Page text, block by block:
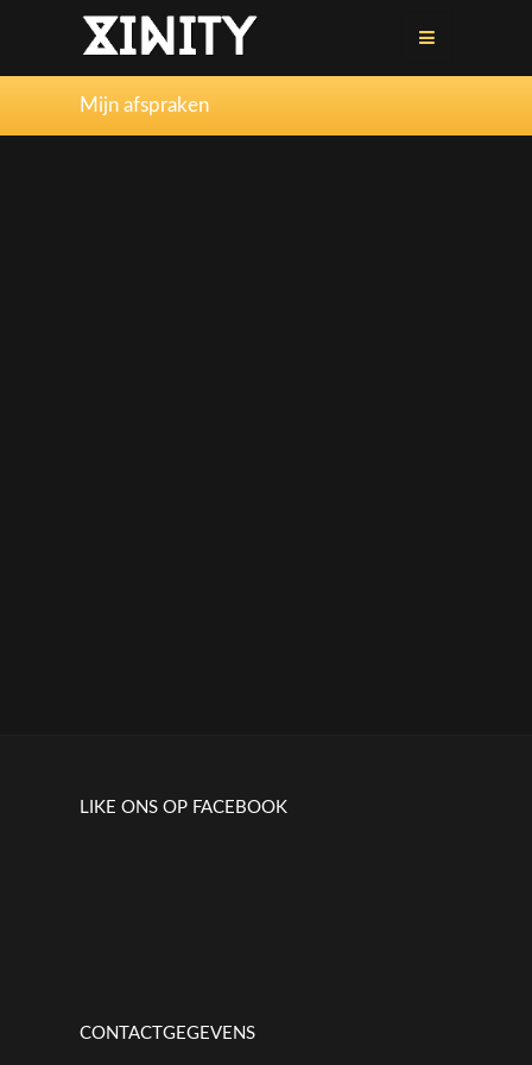
Mijn afspraken
LIKE ONS OP FACEBOOK
CONTACTGEGEVENS